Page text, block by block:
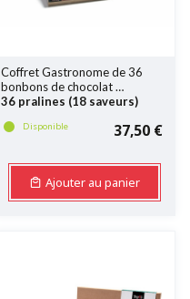
Coffret Gastronome de 36
bonbons de chocolat
36 pralines (18 saveurs)
Disponible 37,50 €
Ajouter au panier